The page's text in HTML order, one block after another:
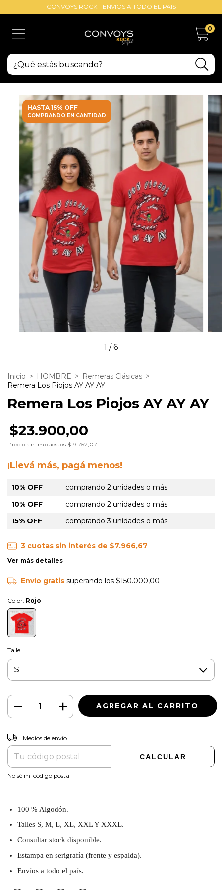
CONVOYS ROCK - ENVIOS A TODO EL PAIS
0
HASTA 15% OFF
COMPRANDO EN CANTIDAD
1 /6
Inicio > HOMBRE > Remeras Clásicas >
Remera Los Piojos AY AY AY
Remera Los Piojos AY AY AY
$23.900,00
Precio sin impuestos $19.752,07
¡Llevá más, pagá menos!
10% OFF
comprando 2 unidades o más
10% OFF
comprando 2 unidades o más
15% OFF
comprando 3 unidades o más
3 cuotas sin interés de $7.966,67
Ver más detalles
Envío gratis superando los $150.000,00
Color: Rojo
Talle
Entregas para el CP:
Medios de envío
CALCULAR
No sé mi código postal
100 % Algodón.
Talles S, M, L, XL, XXL Y XXXL.
Consultar stock disponible.
Estampa en serigrafía (frente y espalda).
Envíos a todo el país.